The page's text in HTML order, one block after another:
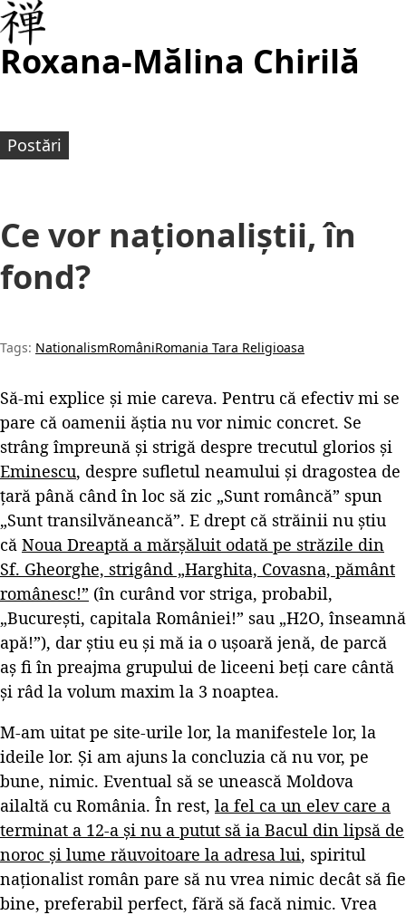
Roxana-Mălina Chirilă
Postări
Ce vor naționaliștii, în
fond?
Tags: NationalismRomâniRomania Tara Religioasa
Să-mi explice și mie careva. Pentru că efectiv mi se
pare că oamenii ăștia nu vor nimic concret. Se
strâng împreună și strigă despre trecutul glorios și
Eminescu, despre sufletul neamului și dragostea de
țară până când în loc să zic „Sunt româncă” spun
„Sunt transilvăneancă”. E drept că străinii nu știu
că Noua Dreaptă a mărșăluit odată pe străzile din
Sf. Gheorghe, strigând „Harghita, Covasna, pământ
românesc!” (în curând vor striga, probabil,
„București, capitala României!” sau „H2O, înseamnă
apă!”), dar știu eu și mă ia o ușoară jenă, de parcă
aș fi în preajma grupului de liceeni beți care cântă
și râd la volum maxim la 3 noaptea.
M-am uitat pe site-urile lor, la manifestele lor, la
ideile lor. Și am ajuns la concluzia că nu vor, pe
bune, nimic. Eventual să se unească Moldova
ailaltă cu România. În rest, la fel ca un elev care a
terminat a 12-a și nu a putut să ia Bacul din lipsă de
noroc și lume răuvoitoare la adresa lui, spiritul
naționalist român pare să nu vrea nimic decât să fie
bine, preferabil perfect, fără să facă nimic. Vrea